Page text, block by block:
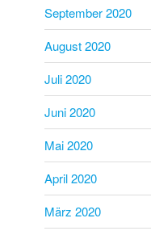
September 2020
August 2020
Juli 2020
Juni 2020
Mai 2020
April 2020
März 2020